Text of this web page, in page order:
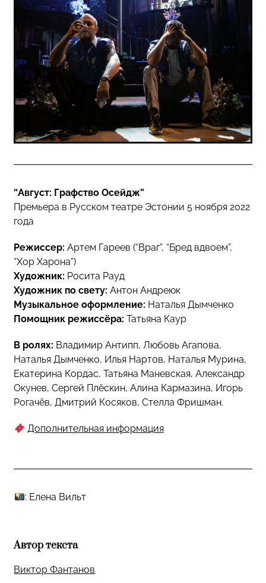
“Август: Графство Осейдж”
Премьера в Русском театре Эстонии 5 ноября 2022
года
Режиссер: Артем Гареев (“Враг”, “Бред вдвоем”,
“Хор Харона”)
Художник: Росита Рауд
Художник по свету: Антон Андреюк
Музыкальное оформление: Наталья Дымченко
Помощник режиссёра: Татьяна Каур
В ролях: Владимир Антипп, Любовь Агапова,
Наталья Дымченко, Илья Нартов, Наталья Мурина,
Екатерина Кордас, Татьяна Маневская, Александр
Окунев, Сергей Плёскин, Алина Кармазина, Игорь
Рогачёв, Дмитрий Косяков, Стелла Фришман.
Дополнительная информация
: Елена Вильт
Автор текста
Виктор Фантанов